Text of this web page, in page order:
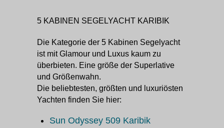
5 KABINEN SEGELYACHT KARIBIK
Die Kategorie der 5 Kabinen Segelyacht
ist mit Glamour und Luxus kaum zu
überbieten. Eine größe der Superlative
und Größenwahn.
Die beliebtesten, größten und luxuriösten
Yachten finden Sie hier:
Sun Odyssey 509 Karibik